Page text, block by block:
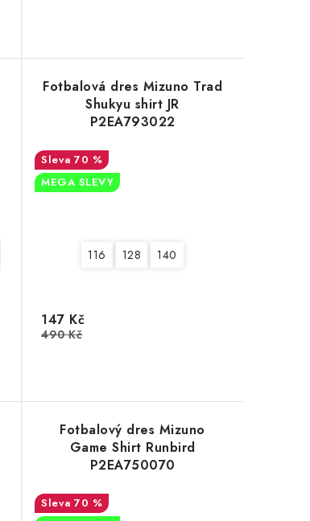
Fotbalová dres Mizuno Trad
Shukyu shirt JR
P2EA793022
70 %
MEGA SLEVY
116 128 140
147 Kč
490 Kč
Fotbalový dres Mizuno
Game Shirt Runbird
P2EA750070
70 %